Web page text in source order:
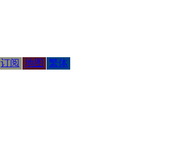
订阅 地图 繁体